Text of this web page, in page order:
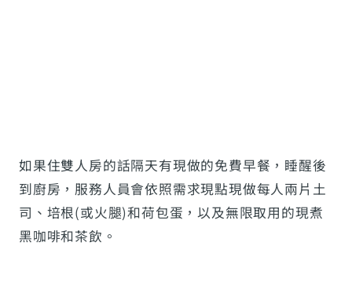
如果住雙人房的話隔天有現做的免費早餐，睡醒後
到廚房，服務人員會依照需求現點現做每人兩片土
司、培根(或火腿)和荷包蛋，以及無限取用的現煮
黑咖啡和茶飲。